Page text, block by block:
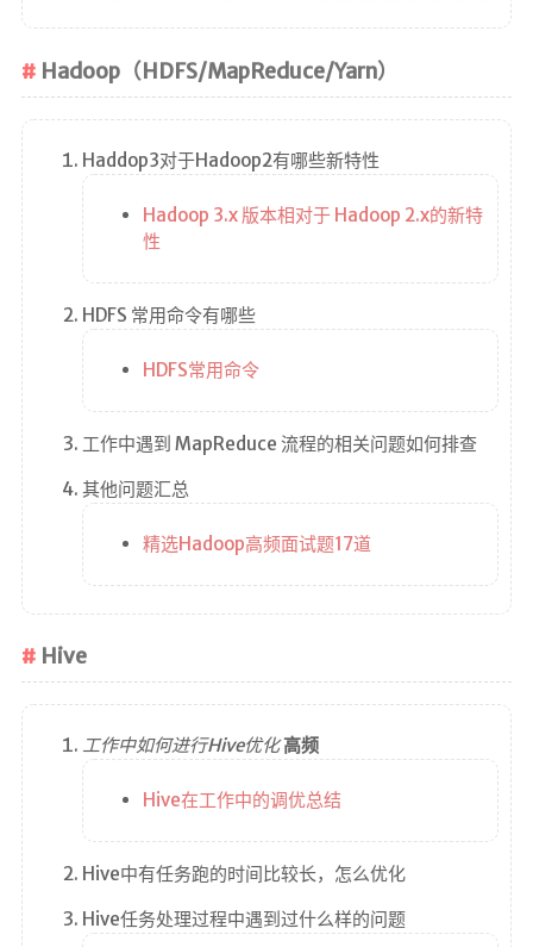
Hadoop（HDFS/MapReduce/Yarn）
Haddop3对于Hadoop2有哪些新特性
Hadoop 3.x 版本相对于 Hadoop 2.x的新特
性
HDFS 常用命令有哪些
HDFS常用命令
工作中遇到 MapReduce 流程的相关问题如何排查
其他问题汇总
精选Hadoop高频面试题17道
Hive
工作中如何进行Hive优化 高频
Hive在工作中的调优总结
Hive中有任务跑的时间比较长，怎么优化
Hive任务处理过程中遇到过什么样的问题